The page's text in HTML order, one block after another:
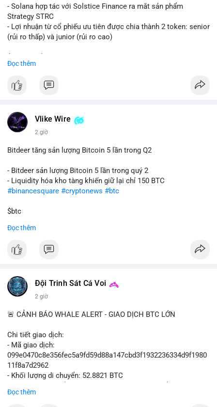
- Solana hợp tác với Solstice Finance ra mắt sản phẩm
Strategy STRC
- Lợi nhuận từ cổ phiếu ưu tiên được chia thành 2 token: senior
(rủi ro thấp) và junior (rủi ro cao)
Đọc thêm
Vlike Wire
2 giờ
Bitdeer tăng sản lượng Bitcoin 5 lần trong Q2
- Bitdeer sản lượng Bitcoin 5 lần trong quý 2
- Liquidity hóa kho tàng khiến giữ lại chỉ 150 BTC
#binancesquare #cryptonews #btc
$btc
#vlikevn
📰 Nguồn: Cointelegraph
Đọc thêm
Đội Trinh Sát Cá Voi
2 giờ
🚨 CẢNH BÁO WHALE ALERT - GIAO DỊCH BTC LỚN
Chi tiết giao dịch:
- Mã giao dịch:
099e0470c8e356fec5a9fd59d88a147cbd3f1932236334d9f1980
11f8a7d2962
- Khối lượng di chuyển: 52.8821 BTC
USD)
Đọc thêm